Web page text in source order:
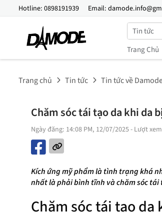
Hotline: 0898191939 Email:
Trang Chủ
Trang chủ Tin tức Tin tức về
Chăm sóc tái tạo da khi da
Ngày đăng: 14:08 PM, 12/07/2025- Lượt
Kích ứng mỹ phẩm là tình trạng khá
nhất là phải bình tĩnh và chăm sóc
Chăm sóc tái tạo